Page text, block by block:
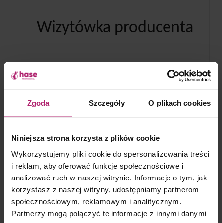
Zgoda Szczegóły O plikach cookies
Niniejsza strona korzysta z plików cookie
Wykorzystujemy pliki cookie do spersonalizowania treści
i reklam, aby oferować funkcje społecznościowe i
analizować ruch w naszej witrynie. Informacje o tym, jak
korzystasz z naszej witryny, udostępniamy partnerom
społecznościowym, reklamowym i analitycznym.
Partnerzy mogą połączyć te informacje z innymi danymi
Wizytówka producenta
KRS: 0000006653
(w godzinach od 7.00 do 15.00)
Email: biuro@czystysklep.pl